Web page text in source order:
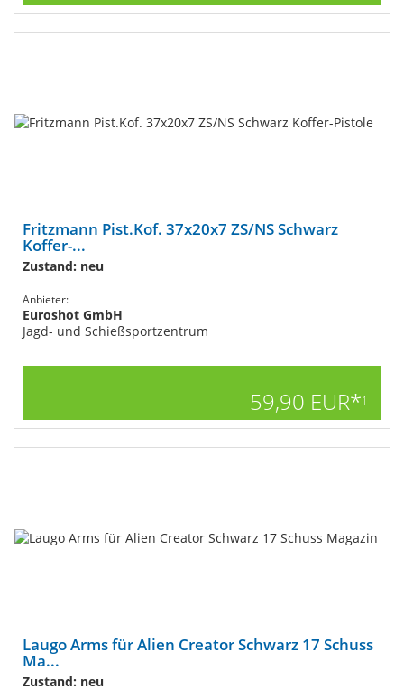
Fritzmann Pist.Kof. 37x20x7 ZS/NS​ Schwarz
Koffer-...
Zustand: neu
Anbieter:
Euroshot GmbH
Jagd- und Schießsportzentrum
59,90 EUR*1
Laugo Arms für Alien Creator Schwarz​ 17 Schuss
Ma...
Zustand: neu